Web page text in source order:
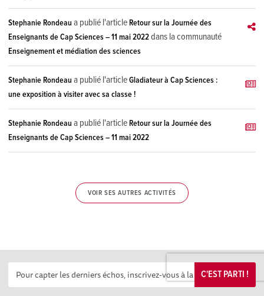
Stephanie Rondeau a publié l'articleRetour sur la Journée des
Enseignants de Cap Sciences – 11 mai 2022dans la communauté
Enseignement et médiation des sciences
Stephanie Rondeau a publié l'articleGladiateur à Cap Sciences :
une exposition à visiter avec sa classe !
Stephanie Rondeau a publié l'articleRetour sur la Journée des
Enseignants de Cap Sciences – 11 mai 2022
VOIR SES AUTRES ACTIVITÉS
C'EST PARTI !